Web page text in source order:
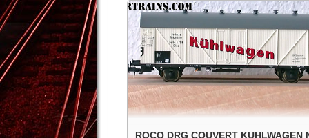
In den Warenkorb
Details
ROCO DRG COUVERT KUHLWAGEN